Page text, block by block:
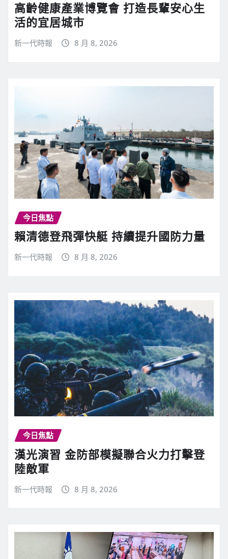
高齡健康產業博覽會 打造長輩安心生
活的宜居城市
新一代時報 8 月 8, 2026
今日焦點
賴清德登飛彈快艇 持續提升國防力量
新一代時報 8 月 8, 2026
今日焦點
漢光演習 金防部模擬聯合火力打擊登
陸敵軍
新一代時報 8 月 8, 2026